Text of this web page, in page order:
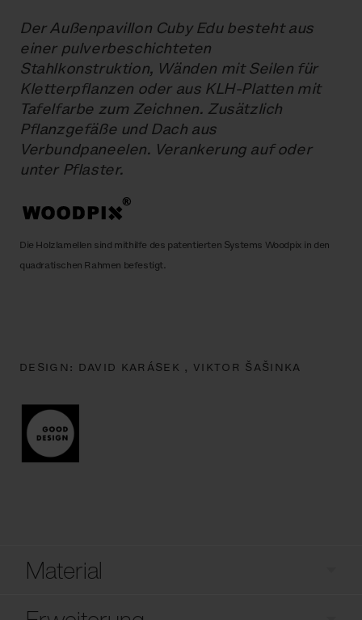
Der Außenpavillon Cuby Edu besteht aus
einer pulverbeschichteten
Stahlkonstruktion, Wänden mit Seilen für
Kletterpflanzen oder aus KLH-Platten mit
Tafelfarbe zum Zeichnen. Zusätzlich
Pflanzgefäße und Dach aus
Verbundpaneelen. Verankerung auf oder
unter Pflaster.
Die Holzlamellen sind mithilfe des patentierten Systems Woodpix in den
quadratischen Rahmen befestigt.
DESIGN: DAVID KARÁSEK , VIKTOR ŠAŠINKA
Material